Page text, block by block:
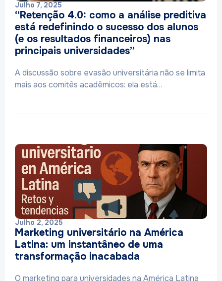
Julho 7, 2025
“Retenção 4.0: como a análise preditiva
está redefinindo o sucesso dos alunos
(e os resultados financeiros) nas
principais universidades”
A discussão sobre evasão universitária não se limita
mais aos comitês acadêmicos: ela está…
Julho 2, 2025
Marketing universitário na América
Latina: um instantâneo de uma
transformação inacabada
O marketing para universidades na América Latina